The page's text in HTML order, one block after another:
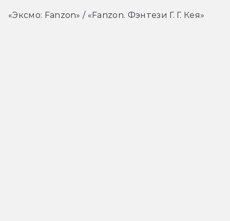
«Эксмо: Fanzon» / «Fanzon. Фэнтези Г. Г. Кея»